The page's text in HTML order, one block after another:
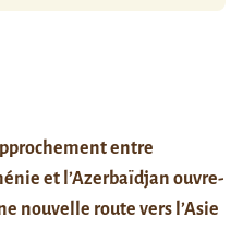
entre
et l’Azerbaïdjan ouvre-
nouvelle route vers l’Asie